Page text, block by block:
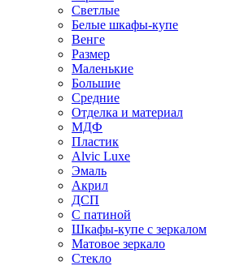
Светлые
Белые шкафы-купе
Венге
Размер
Маленькие
Большие
Средние
Отделка и материал
МДФ
Пластик
Alvic Luxe
Эмаль
Акрил
ДСП
С патиной
Шкафы-купе с зеркалом
Матовое зеркало
Стекло